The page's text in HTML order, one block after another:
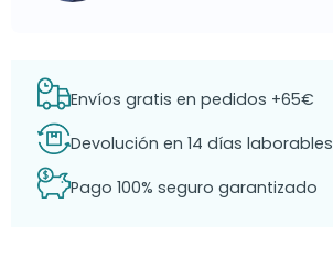
Envíos gratis en pedidos +65€
Devolución en 14 días laborables
Pago 100% seguro garantizado